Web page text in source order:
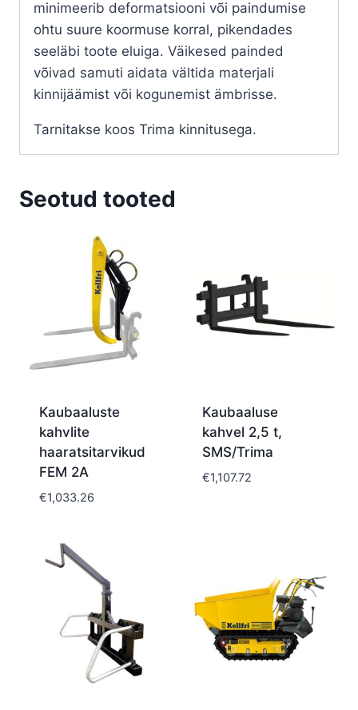
minimeerib deformatsiooni või paindumise
ohtu suure koormuse korral, pikendades
seeläbi toote eluiga. Väikesed painded
võivad samuti aidata vältida materjali
kinnijäämist või kogunemist ämbrisse.
Tarnitakse koos Trima kinnitusega.
Seotud tooted
Kaubaaluste
kahvlite
haaratsitarvikud
FEM 2A
€1,033.26
Kaubaaluse
kahvel 2,5 t,
SMS/Trima
€1,107.72